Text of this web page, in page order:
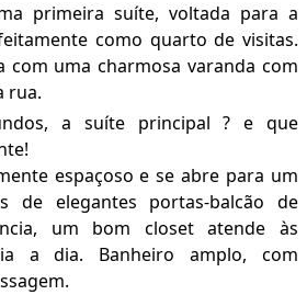
primeira suíte, voltada para a
como quarto de visitas.
com uma charmosa varanda com
rua.
a suíte principal ? e que
espaçoso e se abre para um
de elegantes portas-balcão de
um bom closet atende às
a dia. Banheiro amplo, com